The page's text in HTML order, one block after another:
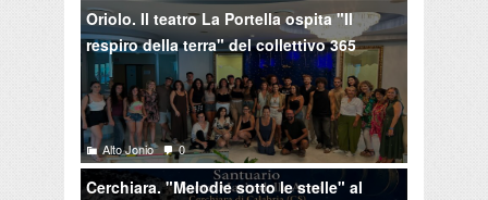
Oriolo. Il teatro La Portella ospita "Il
respiro della terra" del collettivo 365
Alto Jonio 0
Cerchiara. "Melodie sotto le stelle" al